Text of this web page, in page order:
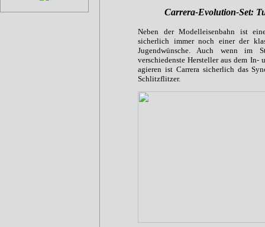
Carrera-Evolution-Set:
Neben der Modelleisenbahn ist
sicherlich immer noch einer der
Jugendwünsche. Auch wenn im
verschiedenste Hersteller aus dem In-
agieren ist Carrera sicherlich das
Schlitzflitzer.